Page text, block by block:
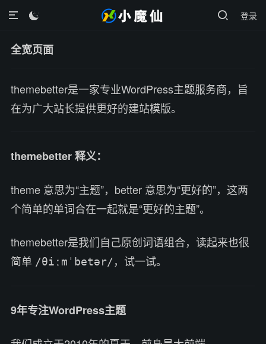
登录

全宽页面
themebetter是一家专业WordPress主题服务商，旨
在为广大站长提供更好的建站模版。
themebetter 释义：
theme 意思为“主题”，better 意思为“更好的”，这两
个简单的单词合在一起就是“更好的主题”。
themebetter是我们自己原创词语组合，读起来也很
简单 /θiːmˈbetər/，试一试。
9年专注WordPress主题